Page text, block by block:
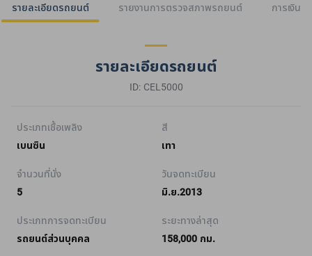
รายละเอียดรถยนต์ รายงานการตรวจสภาพรถยนต์ การเงิน
รายละเอียดรถยนต์
ID: CEL5000
ประเภทเชื้อเพลิง
เบนซิน
สี
เทา
จำนวนที่นั่ง
5
วันจดทะเบียน
มิ.ย.2013
ประเภทการจดทะเบียน
รถยนต์ส่วนบุคคล
ระยะทางล่าสุด
158,000 กม.